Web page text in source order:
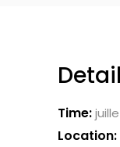
Time:
Location: